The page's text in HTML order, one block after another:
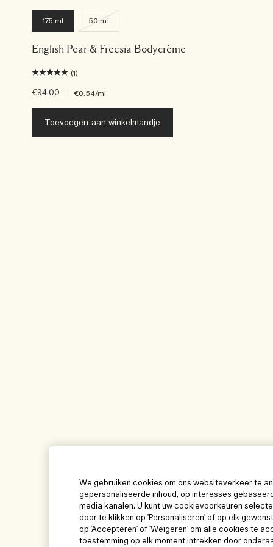
175 ml 50 ml
English Pear & Freesia Bodycrème
(1)
€94.00 €0.54/ml
Toevoegen aan winkelmandje
We gebruiken cookies om ons websiteverkeer te
gepersonaliseerde inhoud, op interesses
media kanalen. U kunt uw cookievoorkeuren
door te klikken op 'Personaliseren' of op elk
op 'Accepteren' of 'Weigeren' om alle cookies te
toestemming op elk moment intrekken door